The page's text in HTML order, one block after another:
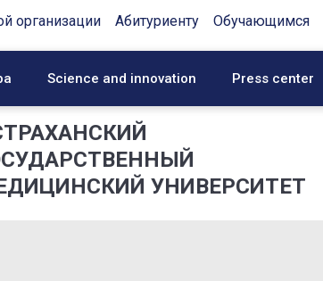
организации Абитуриенту Обучающимся
Science and innovation Press center
УНИВЕРСИТЕТ